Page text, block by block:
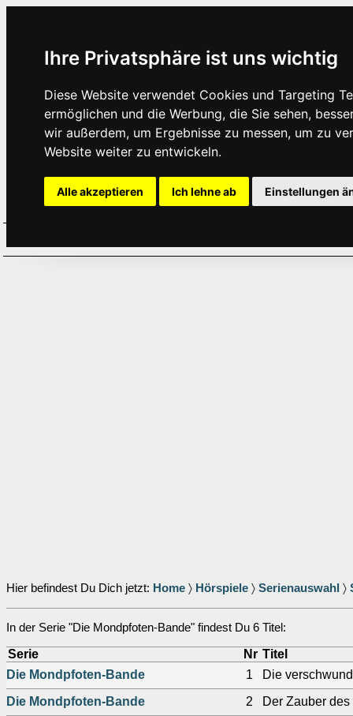
Ihre Privatsphäre ist uns wichtig
Diese Website verwendet Cookies und Targeting
ermöglichen und die Werbung, die Sie sehen,
wir außerdem, um Ergebnisse zu messen, um zu
Website weiter zu entwickeln.
Alle akzeptieren Ich lehne ab Einstellungen
Hier befindest Du Dich jetzt: Home 〉 Hörspiele 〉 Serienauswahl 〉
In der Serie "Die Mondpfoten-Bande" findest Du 6 Titel:
Serie Nr Titel
Die Mondpfoten-Bande
1
Die
Die Mondpfoten-Bande
2
Der Zauber